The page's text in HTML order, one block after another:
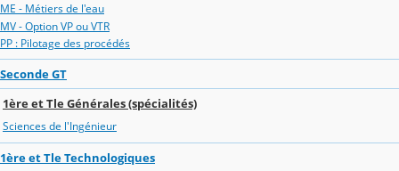
ME - Métiers de l'eau
MV - Option VP ou VTR
PP : Pilotage des procédés
Seconde GT
1ère et Tle Générales (spécialités)
Sciences de l'Ingénieur
1ère et Tle Technologiques